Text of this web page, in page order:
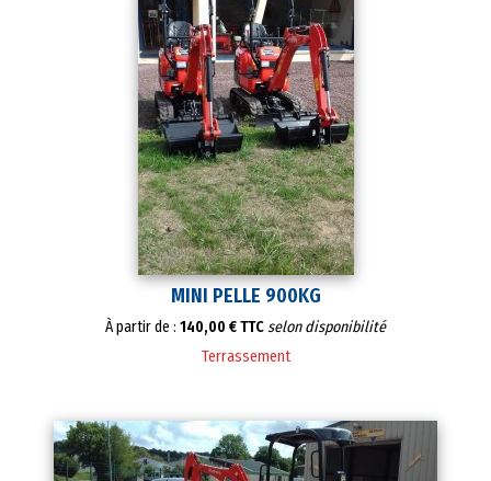
MINI PELLE 900KG
À partir de : 140,00 € TTCselon disponibilité
Terrassement